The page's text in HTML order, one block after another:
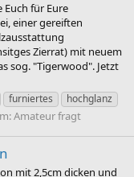
für Eure
einer gereiften
Zierrat) mit neuem
sog. "Tigerwood". Jetzt
furniertes
hochglanz
Amateur fragt
mit 2,5cm dicken und